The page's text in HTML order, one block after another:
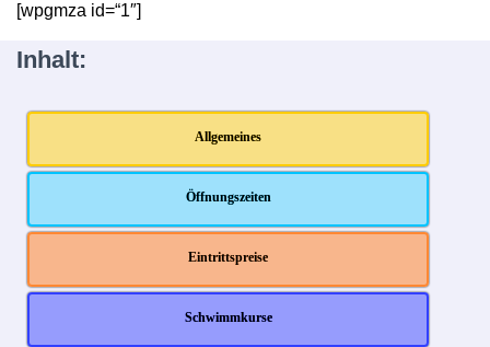
[wpgmza id=“1″]
Inhalt:
Allgemeines
Öffnungszeiten
Eintrittspreise
Schwimmkurse